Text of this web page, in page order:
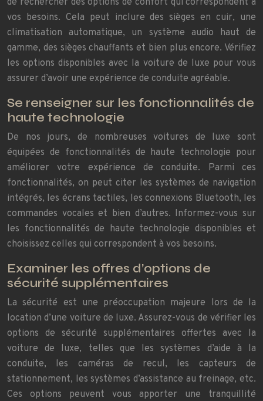
vos besoins. Cela peut inclure des sièges en cuir, une
climatisation automatique, un système audio haut de
gamme, des sièges chauffants et bien plus encore. Vérifiez
les options disponibles avec la voiture de luxe pour vous
assurer d’avoir une expérience de conduite agréable.
Se renseigner sur les fonctionnalités de
haute technologie
De nos jours, de nombreuses voitures de luxe sont
équipées de fonctionnalités de haute technologie pour
améliorer votre expérience de conduite. Parmi ces
fonctionnalités, on peut citer les systèmes de navigation
intégrés, les écrans tactiles, les connexions Bluetooth, les
commandes vocales et bien d’autres. Informez-vous sur
les fonctionnalités de haute technologie disponibles et
choisissez celles qui correspondent à vos besoins.
Examiner les offres d’options de
sécurité supplémentaires
La sécurité est une préoccupation majeure lors de la
location d’une voiture de luxe. Assurez-vous de vérifier les
options de sécurité supplémentaires offertes avec la
voiture de luxe, telles que les systèmes d’aide à la
conduite, les caméras de recul, les capteurs de
stationnement, les systèmes d’assistance au freinage, etc.
Ces options peuvent vous apporter une tranquillité